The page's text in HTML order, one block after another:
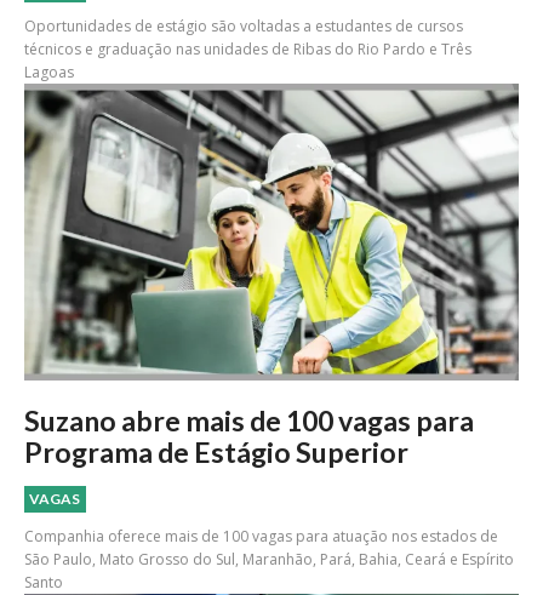
Oportunidades de estágio são voltadas a estudantes de cursos
técnicos e graduação nas unidades de Ribas do Rio Pardo e Três
Lagoas
Suzano abre mais de 100 vagas para
Programa de Estágio Superior
VAGAS
Companhia oferece mais de 100 vagas para atuação nos estados de
São Paulo, Mato Grosso do Sul, Maranhão, Pará, Bahia, Ceará e Espírito
Santo